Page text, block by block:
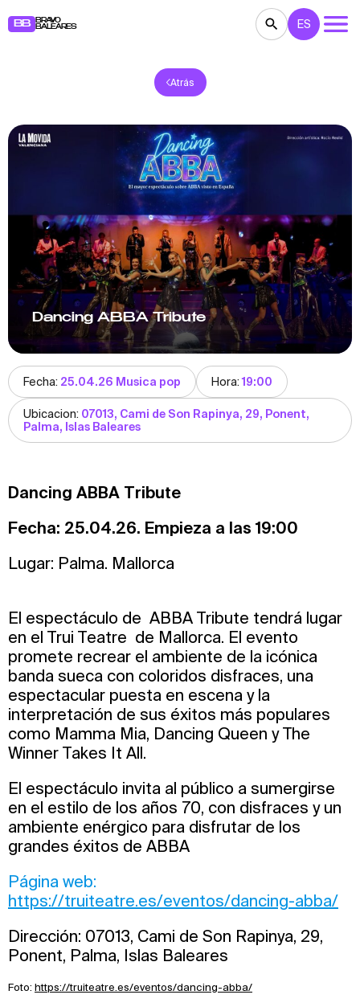
BB
BRAVO
BALEARES
TEATRO
RESTAURANTES MERCADILLOS
PARA NIÑOS BB NOTE
ES
Atrás
Dancing ABBA Tribute
Fecha: 25.04.26 Musica pop Hora:19:00
Ubicacion: 07013, Cami de Son Rapinya, 29, Ponent,
Palma, Islas Baleares
Dancing ABBA Tribute
Fecha: 25.04.26. Empieza a las 19:00
Lugar: Palma. Mallorca
El espectáculo de ABBA Tribute tendrá lugar
en el Trui Teatre de Mallorca. El evento
promete recrear el ambiente de la icónica
banda sueca con coloridos disfraces, una
espectacular puesta en escena y la
interpretación de sus éxitos más populares
como Mamma Mia, Dancing Queen y The
Winner Takes It All.
El espectáculo invita al público a sumergirse
en el estilo de los años 70, con disfraces y un
ambiente enérgico para disfrutar de los
grandes éxitos de ABBA
Página web:
https://truiteatre.es/eventos/dancing-abba/
Dirección: 07013, Cami de Son Rapinya, 29,
Ponent, Palma, Islas Baleares
Foto: https://truiteatre.es/eventos/dancing-abba/